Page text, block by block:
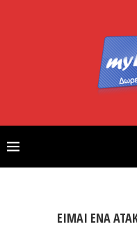
ΕΙΜΑΙ ΕΝΑ